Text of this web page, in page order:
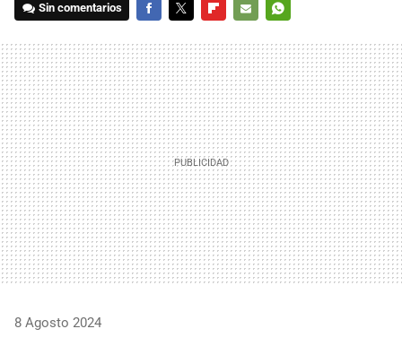
Sin comentarios
MAIL
8 Agosto 2024